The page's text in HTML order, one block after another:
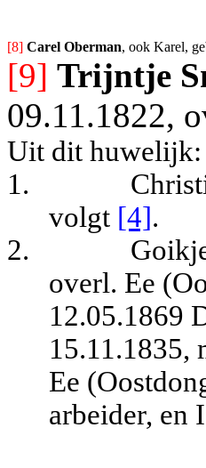
[8] Carel Oberman, ook Karel,
[9] Trijntje
09.11.1822,
Uit dit huwelijk:
1.
volgt [4].
2.
overl. Ee
12.05.1869
15.11.1835,
Ee
arbeider, en